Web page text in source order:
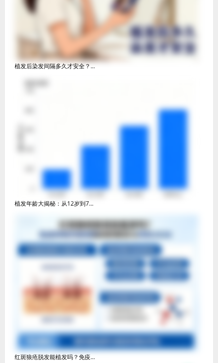
植发后染发间隔多久才安全？...
植发年龄大揭秘：从12岁到7...
红斑狼疮脱发能植发吗？免疫...